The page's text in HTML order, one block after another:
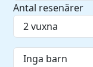
Antal resenärer